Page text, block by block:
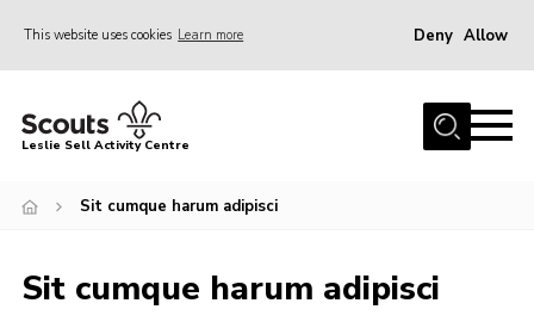
This website uses cookies Learn more Deny Allow
Home
Accommodation
News
Leslie Sell Activity Centre
Sit cumque harum adipisci
Sit cumque harum adipisci